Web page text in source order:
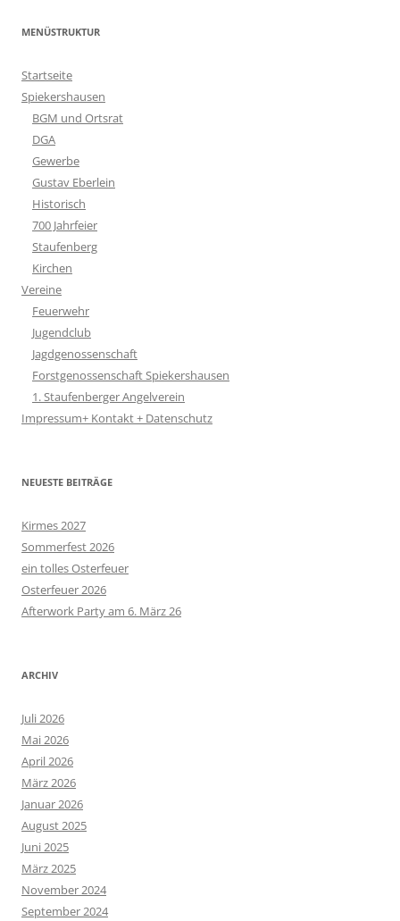
MENÜSTRUKTUR
Startseite
Spiekershausen
BGM und Ortsrat
DGA
Gewerbe
Gustav Eberlein
Historisch
700 Jahrfeier
Staufenberg
Kirchen
Vereine
Feuerwehr
Jugendclub
Jagdgenossenschaft
Forstgenossenschaft Spiekershausen
1. Staufenberger Angelverein
Impressum+ Kontakt + Datenschutz
NEUESTE BEITRÄGE
Kirmes 2027
Sommerfest 2026
ein tolles Osterfeuer
Osterfeuer 2026
Afterwork Party am 6. März 26
ARCHIV
Juli 2026
Mai 2026
April 2026
März 2026
Januar 2026
August 2025
Juni 2025
März 2025
November 2024
September 2024